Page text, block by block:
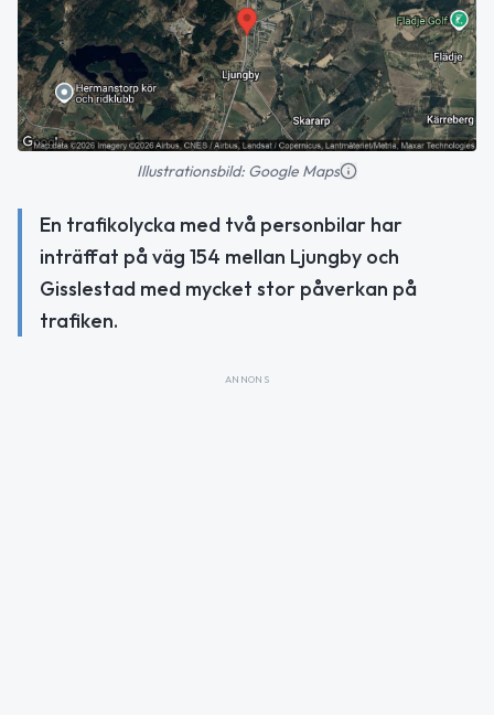
Illustrationsbild: Google Maps
En trafikolycka med två personbilar har
inträffat på väg 154 mellan Ljungby och
Gisslestad med mycket stor påverkan på
trafiken.
ANNONS